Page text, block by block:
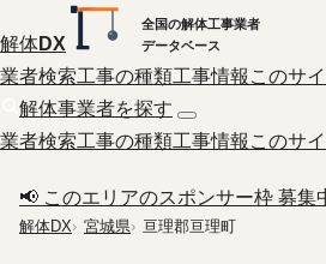
解体DX
全国の解体工事業者
データベース
業者検索工事の種類工事情報 このサ
解体事業者を探す
業者検索工事の種類工事情報 このサ
📢 このエリアのスポンサー枠 募集
解体DX 宮城県 亘理郡亘理町